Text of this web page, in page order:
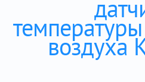
воздуха